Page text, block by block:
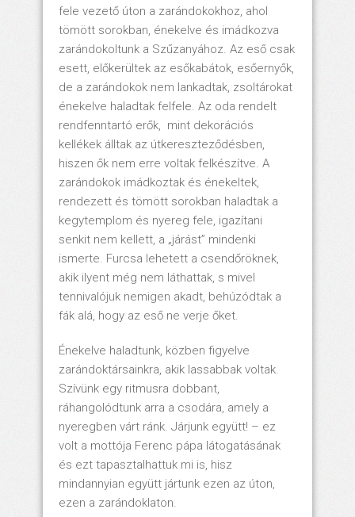
fele vezető úton a zarándokokhoz, ahol
tömött sorokban, énekelve és imádkozva
zarándokoltunk a Szűzanyához. Az eső csak
esett, előkerültek az esőkabátok, esőernyők,
de a zarándokok nem lankadtak, zsoltárokat
énekelve haladtak felfele. Az oda rendelt
rendfenntartó erők, mint dekorációs
kellékek álltak az útkereszteződésben,
hiszen ők nem erre voltak felkészítve. A
zarándokok imádkoztak és énekeltek,
rendezett és tömött sorokban haladtak a
kegytemplom és nyereg fele, igazítani
senkit nem kellett, a „járást” mindenki
ismerte. Furcsa lehetett a csendőröknek,
akik ilyent még nem láthattak, s mivel
tennivalójuk nemigen akadt, behúzódtak a
fák alá, hogy az eső ne verje őket.
Énekelve haladtunk, közben figyelve
zarándoktársainkra, akik lassabbak voltak.
Szívünk egy ritmusra dobbant,
ráhangolódtunk arra a csodára, amely a
nyeregben várt ránk. Járjunk együtt! – ez
volt a mottója Ferenc pápa látogatásának
és ezt tapasztalhattuk mi is, hisz
mindannyian együtt jártunk ezen az úton,
ezen a zarándoklaton.